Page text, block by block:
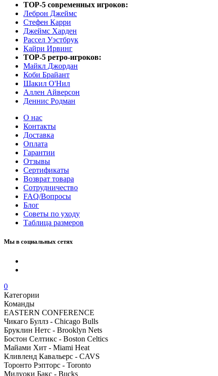
TOP-5 современных игроков:
Леброн Джеймс
Стефен Карри
Джеймс Харден
Рассел Уэстбрук
Кайри Ирвинг
TOP-5 ретро-игроков:
Майкл Джордан
Коби Брайант
Шакил О'Нил
Аллен Айверсон
Деннис Родман
О нас
Контакты
Доставка
Оплата
Гарантии
Отзывы
Сертификаты
Возврат товара
Сотрудничество
FAQ/Вопросы
Блог
Советы по уходу
Таблица размеров
Мы в социальных сетях
0
Категории
Команды
EASTERN CONFERENCE
Чикаго Буллз - Chicago Bulls
Бруклин Нетс - Brooklyn Nets
Бостон Селтикс - Boston Celtics
Майами Хит - Miami Heat
Кливленд Кавальерс - CAVS
Торонто Рэпторс - Toronto
Милуоки Бакс - Bucks